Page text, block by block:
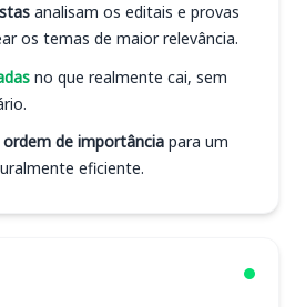
analisam os editais e provas
os temas de maior relevância.
no que realmente cai, sem
ordem de importância para um
eficiente.